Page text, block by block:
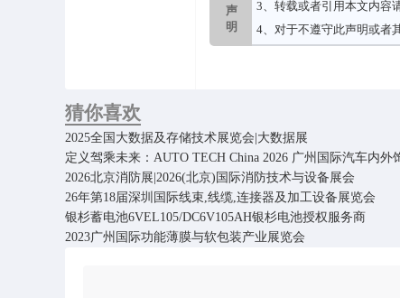
声
明
3、转载或者引用本文内容
4、对于不遵守此声明或者
猜你喜欢
2025全国大数据及存储技术展览会|大数据展
定义驾乘未来：AUTO TECH China 2026 广州国际汽车内外
2026北京消防展|2026(北京)国际消防技术与设备展会
26年第18届深圳国际线束,线缆,连接器及加工设备展览会
银杉蓄电池6VEL105/DC6V105AH银杉电池授权服务商
2023广州国际功能薄膜与软包装产业展览会